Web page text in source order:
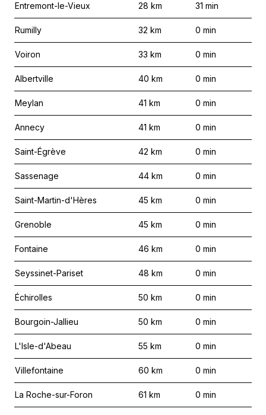
Entremont-le-Vieux 28 km 31 min
Rumilly 32 km 0 min
Voiron 33 km 0 min
Albertville 40 km 0 min
Meylan 41 km 0 min
Annecy 41 km 0 min
Saint-Égrève 42 km 0 min
Sassenage 44 km 0 min
Saint-Martin-d'Hères 45 km 0 min
Grenoble 45 km 0 min
Fontaine 46 km 0 min
Seyssinet-Pariset 48 km 0 min
Échirolles 50 km 0 min
Bourgoin-Jallieu 50 km 0 min
L'Isle-d'Abeau 55 km 0 min
Villefontaine 60 km 0 min
La Roche-sur-Foron 61 km 0 min